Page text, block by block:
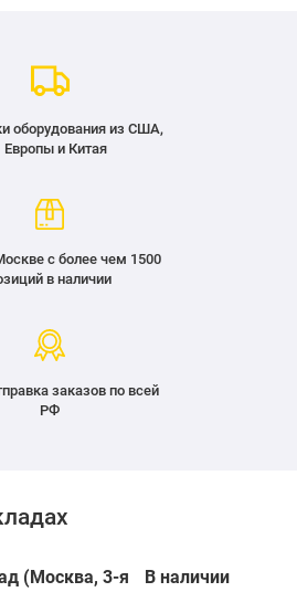
оборудования из США,
Европы и Китая
с более чем 1500
в наличии
заказов по всей
РФ
(Москва, 3-я
В наличии